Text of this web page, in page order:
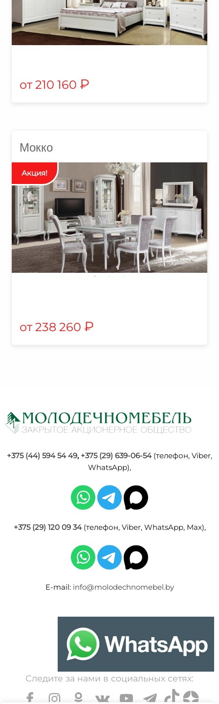
210 160 ₽
Мокко
238 260 ₽
+375 (44) 594 54 49, +375 (29) 639-06-54(телефон, Viber,
WhatsApp),
+375 (29) 120 09 34(телефон, Viber, WhatsApp, Max),
E-mail: info@molodechnomebel.by
Следите за нами в социальных сетях: